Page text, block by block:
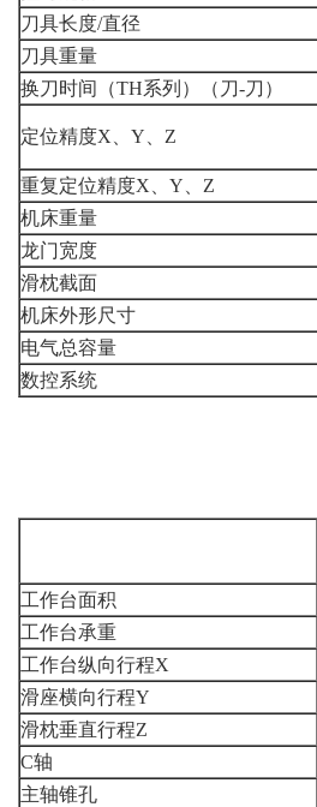
刀具长度/直径
刀具重量
换刀时间（TH系列）（刀-刀）
定位精度X、Y、Z
重复定位精度X、Y、Z
机床重量
龙门宽度
滑枕截面
机床外形尺寸
电气总容量
数控系统
工作台面积
工作台承重
工作台纵向行程X
滑座横向行程Y
滑枕垂直行程Z
C轴
主轴锥孔